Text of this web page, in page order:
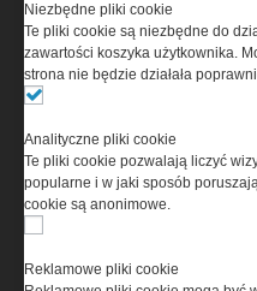
Niezbędne pliki cookie
Te pliki cookie są niezbędne do
zawartości koszyka użytkownika.
strona nie będzie działała
Analityczne pliki cookie
Te pliki cookie pozwalają liczyć
popularne i w jaki sposób
cookie są anonimowe.
Reklamowe pliki cookie